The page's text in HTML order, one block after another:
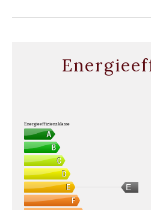
E
Energieeffizienzklasse